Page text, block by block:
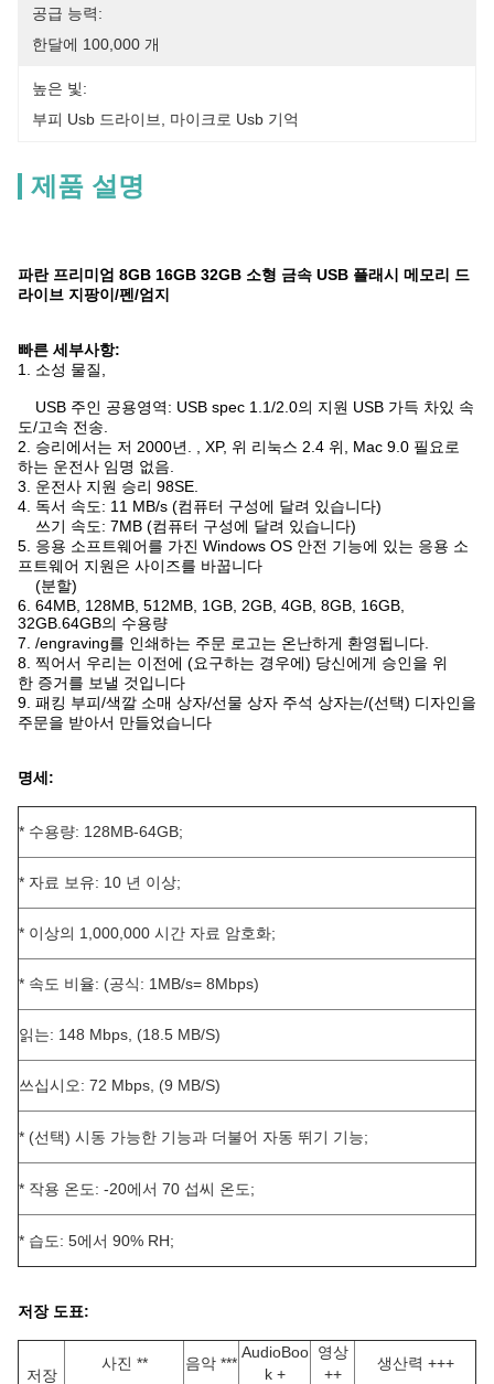
공급 능력:
한달에 100,000 개
높은 빛:
부피 Usb 드라이브
마이크로 Usb 기억
제품 설명
파란 프리미엄 8GB 16GB 32GB 소형 금속 USB 플래시 메모리 드
라이브 지팡이/펜/엄지
빠른 세부사항:
1. 소성 물질,
USB 주인 공용영역: USB spec 1.1/2.0의 지원 USB 가득 차있 속
도/고속 전송.
2. 승리에서는 저 2000년. , XP, 위 리눅스 2.4 위, Mac 9.0 필요로
하는 운전사 임명 없음.
3. 운전사 지원 승리 98SE.
4. 독서 속도: 11 MB/s (컴퓨터 구성에 달려 있습니다)
쓰기 속도: 7MB (컴퓨터 구성에 달려 있습니다)
5. 응용 소프트웨어를 가진 Windows OS 안전 기능에 있는 응용 소
프트웨어 지원은 사이즈를 바꿉니다
(분할)
6. 64MB, 128MB, 512MB, 1GB, 2GB, 4GB, 8GB, 16GB,
32GB.64GB의 수용량
7. /engraving를 인쇄하는 주문 로고는 온난하게 환영됩니다.
8. 찍어서 우리는 이전에 (요구하는 경우에) 당신에게 승인을 위
한 증거를 보낼 것입니다
9. 패킹 부피/색깔 소매 상자/선물 상자 주석 상자는/(선택) 디자인을
주문을 받아서 만들었습니다
명세:
* 수용량: 128MB-64GB;
* 자료 보유: 10 년 이상;
* 이상의 1,000,000 시간 자료 암호화;
* 속도 비율: (공식: 1MB/s= 8Mbps)
읽는: 148 Mbps, (18.5 MB/S)
쓰십시오: 72 Mbps, (9 MB/S)
* (선택) 시동 가능한 기능과 더불어 자동 뛰기 기능;
* 작용 온도: -20에서 70 섭씨 온도;
* 습도: 5에서 90% RH;
저장 도표:
저장
사진 ** 음악 ***
AudioBoo
k +
영상
++
생산력 +++